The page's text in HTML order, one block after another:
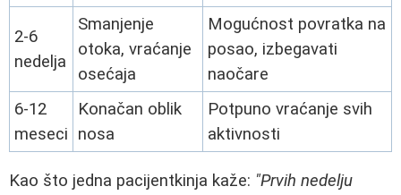
2-6
nedelja
Smanjenje
otoka, vraćanje
osećaja
Mogućnost povratka na
posao, izbegavati
naočare
6-12
meseci
Konačan oblik
nosa
Potpuno vraćanje svih
aktivnosti
Kao što jedna pacijentkinja kaže: "Prvih nedelju